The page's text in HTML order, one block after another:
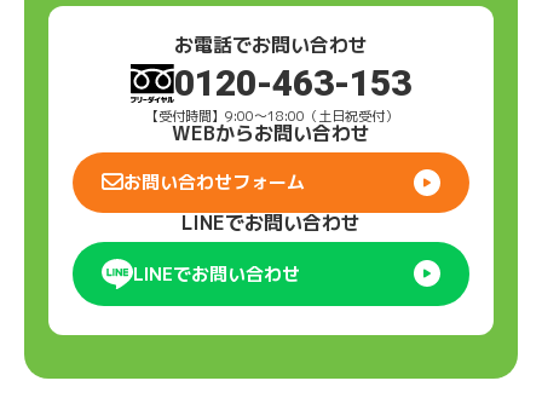
お電話でお問い合わせ
0120-463-153
【受付時間】9:00〜18:00（土日祝受付）
WEBからお問い合わせ
お問い合わせフォーム
LINEでお問い合わせ
LINEでお問い合わせ